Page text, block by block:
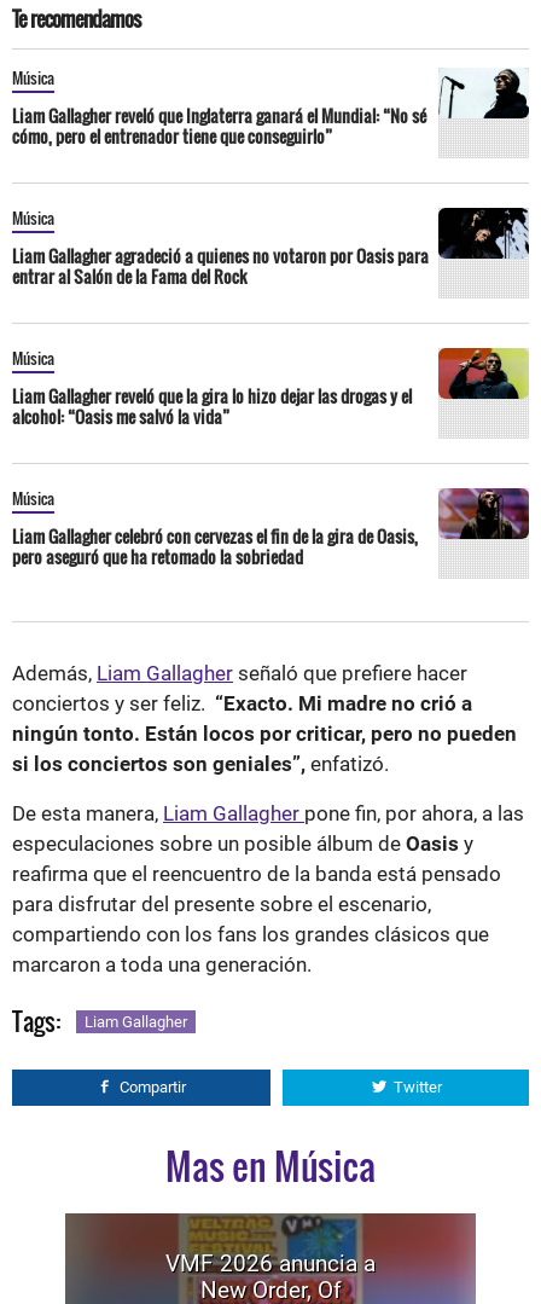
Te recomendamos
Música
Liam Gallagher reveló que Inglaterra ganará el Mundial: “No sé
cómo, pero el entrenador tiene que conseguirlo”
Música
Liam Gallagher agradeció a quienes no votaron por Oasis para
entrar al Salón de la Fama del Rock
Música
Liam Gallagher reveló que la gira lo hizo dejar las drogas y el
alcohol: “Oasis me salvó la vida”
Música
Liam Gallagher celebró con cervezas el fin de la gira de Oasis,
pero aseguró que ha retomado la sobriedad
Además, Liam Gallagher señaló que prefiere hacer
conciertos y ser feliz. “Exacto. Mi madre no crió a
ningún tonto. Están locos por criticar, pero no pueden
si los conciertos son geniales”, enfatizó.
De esta manera, Liam Gallagher pone fin, por ahora, a las
especulaciones sobre un posible álbum de Oasis y
reafirma que el reencuentro de la banda está pensado
para disfrutar del presente sobre el escenario,
compartiendo con los fans los grandes clásicos que
marcaron a toda una generación.
Tags: Liam Gallagher
Compartir Twitter
Mas en Música
VMF 2026 anuncia a
New Order, Of